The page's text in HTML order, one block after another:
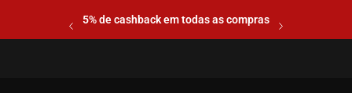
5% de cashback em todas as compras